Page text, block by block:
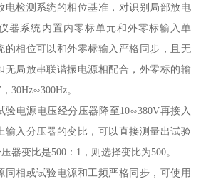
电检测系统的相位基准，对识别局部放电
器系统内置内零标单元和外零标输入单
的相位可以和外零标输入严格同步，且无
无局放串联谐振电源相配合，外零标的输
30Hz∽300Hz。
验电源电压经分压器降至10∽380V再接入
输入分压器的变比，可以直接测量出试验
器变比是500：1，则选择变比为500。
同相或试验电源和工频严格同步，可使用